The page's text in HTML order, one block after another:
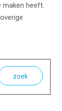
maken heeft.
zoek